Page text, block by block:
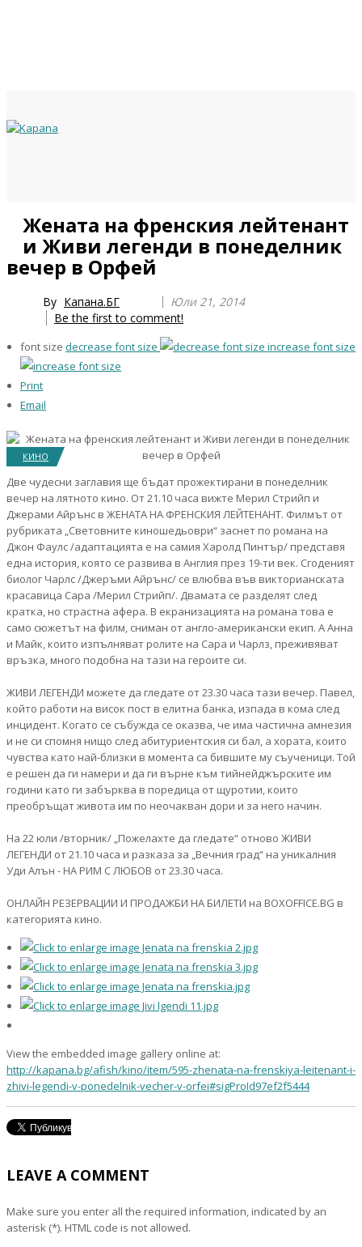
Жената на френския лейтенант
и Живи легенди в понеделник
вечер в Орфей
By Капана.БГ
Юли 21, 2014
Be the first to comment!
font size decrease font size increase font size
Print
Email
КИНО
Две чудесни заглавия ще бъдат прожектирани в понеделник
вечер на лятното кино. От 21.10 часа вижте Мерил Стрийп и
Джерами Айрънс в ЖЕНАТА НА ФРЕНСКИЯ ЛЕЙТЕНАНТ. Филмът от
рубриката „Световните киношедьоври“ заснет по романа на
Джон Фаулс /адаптацията е на самия Харолд Пинтър/ представя
една история, която се развива в Англия през 19-ти век. Сгоденият
биолог Чарлс /Джеръми Айрънс/ се влюбва във викторианската
красавица Сара /Мерил Стрийп/. Двамата се разделят след
кратка, но страстна афера. В екранизацията на романа това е
само сюжетът на филм, сниман от англо-американски екип. А Анна
и Майк, които изпълняват ролите на Сара и Чарлз, преживяват
връзка, много подобна на тази на героите си.
ЖИВИ ЛЕГЕНДИ можете да гледате от 23.30 часа тази вечер. Павел,
който работи на висок пост в елитна банка, изпада в кома след
инцидент. Когато се събужда се оказва, че има частична амнезия
и не си спомня нищо след абитуриентския си бал, а хората, които
чувства като най-близки в момента са бившите му съученици. Той
е решен да ги намери и да ги върне към тийнейджърските им
години като ги забърква в поредица от щуротии, които
преобръщат живота им по неочакван дори и за него начин.
На 22 юли /вторник/ „Пожелахте да гледате“ отново ЖИВИ
ЛЕГЕНДИ от 21.10 часа и разказа за „Вечния град“ на уникалния
Уди Алън - НА РИМ С ЛЮБОВ от 23.30 часа.
ОНЛАЙН РЕЗЕРВАЦИИ И ПРОДАЖБИ НА БИЛЕТИ на BOXOFFICE.BG в
категорията кино.
View the embedded image gallery online at:
http://kapana.bg/afish/kino/item/595-zhenata-na-frenskiya-leitenant-i-
zhivi-legendi-v-ponedelnik-vecher-v-orfei#sigProId97ef2f5444
LEAVE A COMMENT
Make sure you enter all the required information, indicated by an
asterisk (*). HTML code is not allowed.
Year
Month
Year
Month